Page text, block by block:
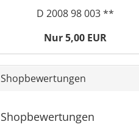
D 2008 98 003 **
Nur 5,00 EUR
Shopbewertungen
Shopbewertungen